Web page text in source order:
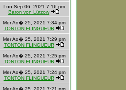
Lun Sep 06, 2021 7:16 pm
Baron von Lützow
Mer Ao� 25, 2021 7:34 pm
TONTON FLINGUEUR
Mer Ao� 25, 2021 7:29 pm
TONTON FLINGUEUR
Mer Ao� 25, 2021 7:25 pm
TONTON FLINGUEUR
Mer Ao� 25, 2021 7:24 pm
TONTON FLINGUEUR
Mer Ao� 25, 2021 7:21 pm